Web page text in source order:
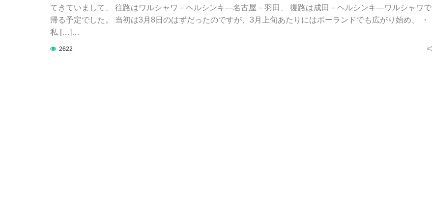
てきていまして、 往路はワルシャワ－ヘルシンキ―名古屋－羽田、 復路は成田－ヘルシンキ―ワルシャワで
帰る予定でした。 当初は3月8日のはずだったのですが、3月上旬あたりにはポーランドでも広がり始め、 ・
私 […]…
2622